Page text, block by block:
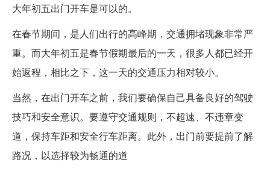
大年初五出门开车是可以的。
在春节期间，是人们出行的高峰期，交通拥堵现象非常严
重。而大年初五是春节假期最后的一天，很多人都已经开
始返程，相比之下，这一天的交通压力相对较小。
当然，在出门开车之前，我们要确保自己具备良好的驾驶
技巧和安全意识。要遵守交通规则，不超速、不违章变
道，保持车距和安全行车距离。此外，出门前要提前了解
路况，以选择较为畅通的道